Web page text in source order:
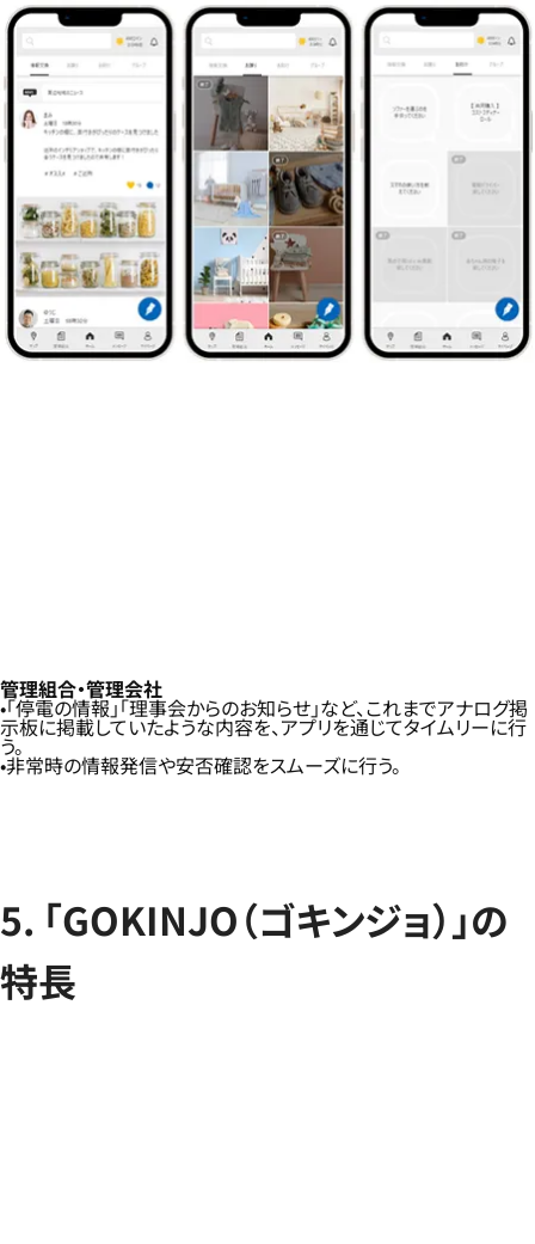
管理組合・管理会社
「停電の情報」「理事会からのお知らせ」など、これまでアナログ掲
示板に掲載していたような内容を、アプリを通じてタイムリーに行
う。
非常時の情報発信や安否確認をスムーズに行う。
5. 「GOKINJO（ゴキンジョ）」の
特長